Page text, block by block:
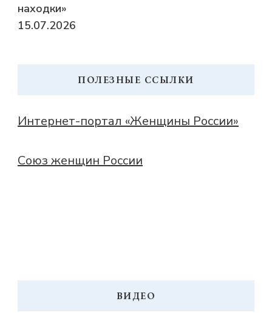
находки»
15.07.2026
ПОЛЕЗНЫЕ ССЫЛКИ
Интернет-портал «Женщины России»
Союз женщин России
ВИДЕО